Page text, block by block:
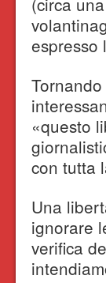
espresso
«questo
con tutta
Una
ignorare
verifica